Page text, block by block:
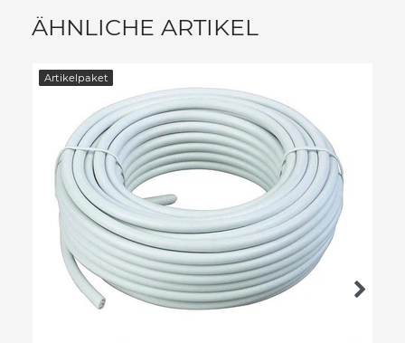
ÄHNLICHE ARTIKEL
Artikelpaket